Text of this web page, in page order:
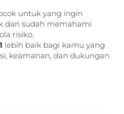
untuk yang ingin
dan sudah memahami
risiko.
lebih baik bagi kamu yang
keamanan, dan dukungan